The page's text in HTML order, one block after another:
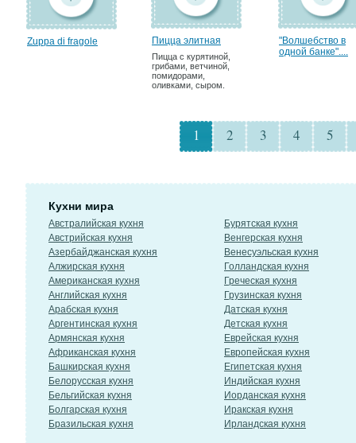
Zuppa di fragole Пицца элитная
Пицца с курятиной,
грибами, ветчиной,
помидорами,
оливками, сыром.
"Волшебство в
одной банке"....
1 2 3 4 5
Кухни мира
Австралийская кухня
Австрийская кухня
Азербайджанская кухня
Алжирская кухня
Американская кухня
Английская кухня
Арабская кухня
Аргентинская кухня
Армянская кухня
Африканская кухня
Башкирская кухня
Белорусская кухня
Бельгийская кухня
Болгарская кухня
Бразильская кухня
Бурятская кухня
Венгерская кухня
Венесуэльская кухня
Голландская кухня
Греческая кухня
Грузинская кухня
Датская кухня
Детская кухня
Еврейская кухня
Европейская кухня
Египетская кухня
Индийская кухня
Иорданская кухня
Иракская кухня
Ирландская кухня